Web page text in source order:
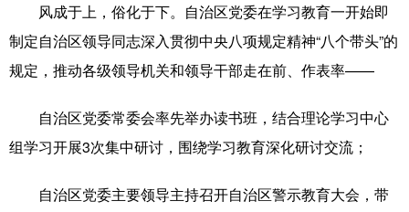
风成于上，俗化于下。自治区党委在学习教育一开始即
制定自治区领导同志深入贯彻中央八项规定精神“八个带头”的
规定，推动各级领导机关和领导干部走在前、作表率——
自治区党委常委会率先举办读书班，结合理论学习中心
组学习开展3次集中研讨，围绕学习教育深化研讨交流；
自治区党委主要领导主持召开自治区警示教育大会，带